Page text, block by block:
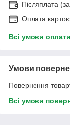
Післяплата
Оплата
Всі умови оплати
Умови
Повернення
Всі умови